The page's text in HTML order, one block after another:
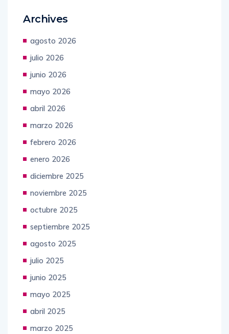
Archives
agosto 2026
julio 2026
junio 2026
mayo 2026
abril 2026
marzo 2026
febrero 2026
enero 2026
diciembre 2025
noviembre 2025
octubre 2025
septiembre 2025
agosto 2025
julio 2025
junio 2025
mayo 2025
abril 2025
marzo 2025